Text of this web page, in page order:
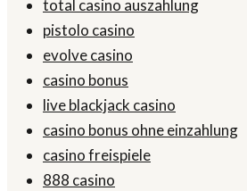
total casino auszahlung
pistolo casino
evolve casino
casino bonus
live blackjack casino
casino bonus ohne einzahlung
casino freispiele
888 casino